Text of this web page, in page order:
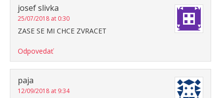
josef slivka
25/07/2018 at 0:30
ZASE SE MI CHCE ZVRACET
Odpovedať
paja
12/09/2018 at 9:34